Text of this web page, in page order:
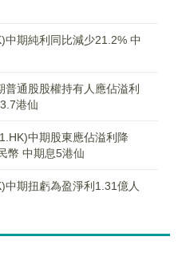
中期純利同比減少21.2% 中
通股股權持有人應佔溢利
港仙
中期股東應佔溢利降
幣 中期息5港仙
期扭虧為盈淨利1.31億人